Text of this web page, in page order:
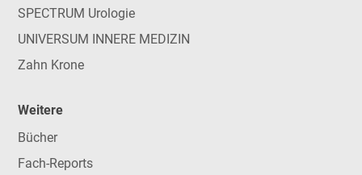
SPECTRUM Urologie
UNIVERSUM INNERE MEDIZIN
Zahn Krone
Weitere
Bücher
Fach-Reports